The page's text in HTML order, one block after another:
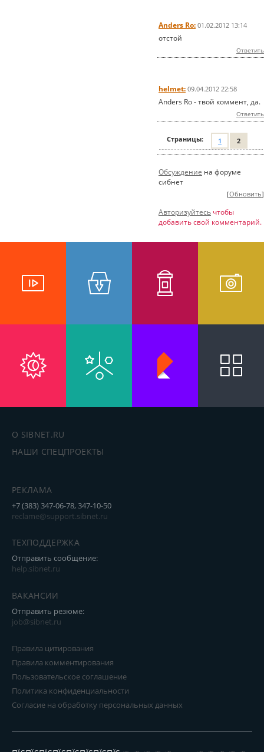
Anders Ro: 01.02.2012 13:14
отстой
Ответить
helmet: 09.04.2012 22:58
Anders Ro - твой коммент, да.
Ответить
Страницы: 1 2
Обсуждение на форуме
сибнет
[Обновить]
Авторизуйтесь чтобы
добавить свой комментарий.
О SIBNET.RU
НАШИ СПЕЦПРОЕКТЫ
РЕКЛАМА
+7 (383) 347-06-78, 347-10-50
reclame@support.sibnet.ru
ТЕХПОДДЕРЖКА
Отправить сообщение:
help.sibnet.ru
ВАКАНСИИ
Отправить резюме:
job@sibnet.ru
Правила цитирования
Правила комментирования
Пользовательское соглашение
Политика конфиденциальности
Согласие на обработку персональных данных